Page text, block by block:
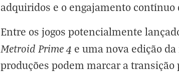
adquiridos e o engajamento
Entre os jogos potencialmente
Metroid Prime 4 e uma nova edição
produções podem marcar a